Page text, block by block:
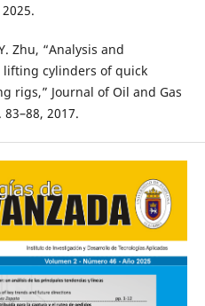
Zhu, “Analysis and
cylinders of quick
rigs,” Journal of Oil and Gas
2017.